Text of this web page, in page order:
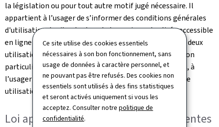
Ce site utilise des cookies essentiels
nécessaires à son bon fonctionnement, sans
usage de données à caractère personnel, et
ne pouvant pas être refusés. Des cookies non
essentiels sont utilisés à des fins statistiques
et seront activés uniquement si vous les
acceptez. Consulter notrepolitique de
confidentialité.
la législation ou pour tout autre motif jugé nécessaire. Il
appartient à l’usager de s’informer des conditions générales
d'utilisation du site, dont seule la version actualisée accessible
en ligne est réputée en vigueur. Il est possible qu’entre deux
utilisations du site, les conditions générales d’utilisation
particulières soient modifiées et il appartient, dès lors, à
l’usager de bien lire ces dernières avant chaque nouvelle
utilisation.
Loi applicable et juridictions compétentes